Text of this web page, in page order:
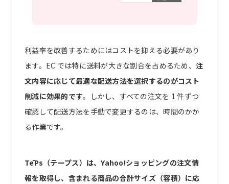
利益率を改善するためにはコストを抑える必要があり
ます。EC では特に送料が大きな割合を占めるため、 注
文内容に応じて最適な配送方法を選択するのがコスト
削減に効果的です。しかし、すべての注文を 1 件ずつ
確認して配送方法を手動で変更するのは、時間のかか
る作業です。
TēPs（テープス）は、Yahoo!ショッピングの注文情
報を取得し、含まれる商品の合計サイズ（容積）に応